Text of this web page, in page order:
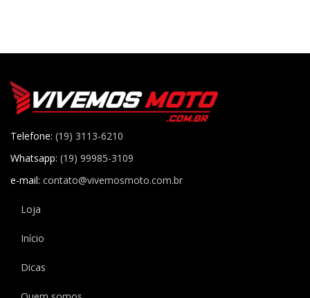
Telefone: (19) 3113-6210
Whatsapp: (19) 99985-3109
e-mail: contato@vivemosmoto.com.br
Loja
Início
Dicas